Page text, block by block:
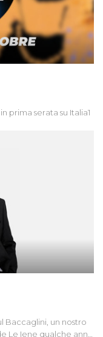
prima serata su Italia1
Baccaglini, un nostro
Le Iene qualche anno